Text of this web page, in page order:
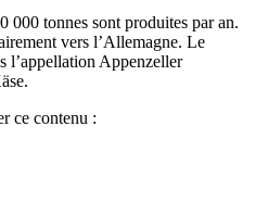
000 tonnes sont produites par an.
vers l’Allemagne. Le
l’appellation Appenzeller
ce contenu :